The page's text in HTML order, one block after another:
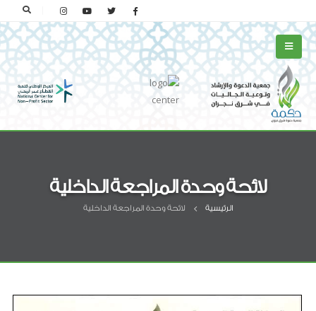
لائحة وحدة المراجعة الداخلية
الرئيسية لائحة وحدة المراجعة الداخلية